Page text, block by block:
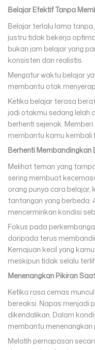
Belajar Efektif Tanpa
Belajar terlalu lama
justru tidak bekerja
bukan jam belajar yang
konsisten dan realistis.
Mengatur waktu belajar
membantu otak
Ketika belajar terasa
jadi otakmu sedang lelah
berhenti sejenak.
membantu kamu kembali
Berhenti Membandingkan
Melihat teman yang
sering membuat
orang punya cara
tantangan yang berbeda.
mencerminkan kondisi
Fokus pada
daripada terus
Kemajuan kecil yang
meskipun tidak selalu
Menenangkan Pikiran
Ketika rasa cemas
bereaksi. Napas menjadi
dikendalikan. Dalam
membantu menenangkan
Melatih pernapasan